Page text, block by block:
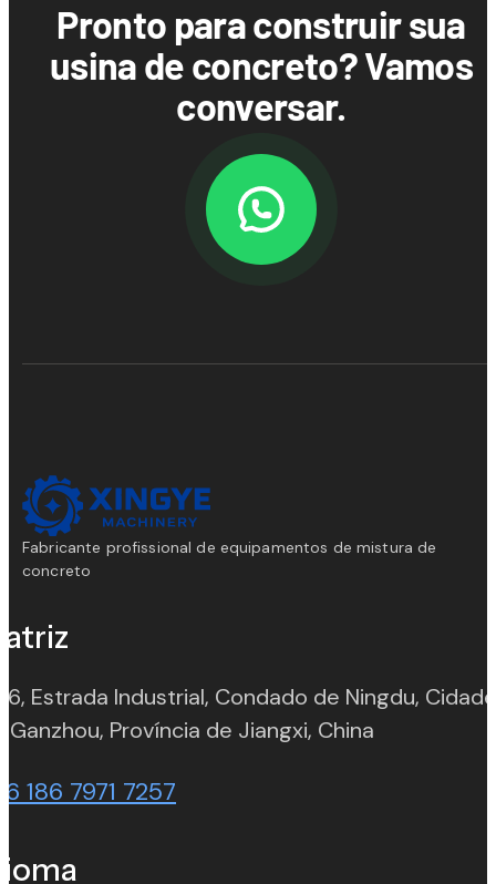
Pronto para construir sua
usina de concreto? Vamos
conversar.
Fabricante profissional de equipamentos de mistura de
concreto
6, Estrada Industrial, Condado de Ningdu, Cidade
Ganzhou, Província de Jiangxi, China
186 7971 7257